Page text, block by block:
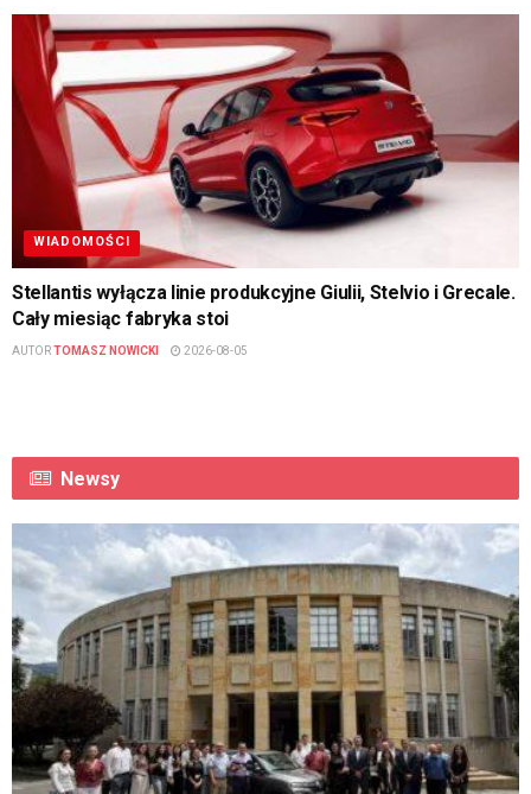
WIADOMOŚCI
Stellantis wyłącza linie produkcyjne Giulii, Stelvio i Grecale.
Cały miesiąc fabryka stoi
AUTORTOMASZ NOWICKI 2026-08-05
Newsy